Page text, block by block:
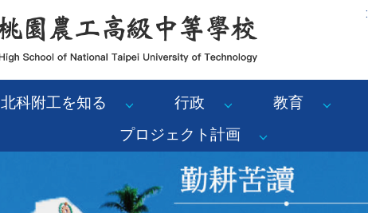
北科附工を知る 行政
教育
プロジェクト計画